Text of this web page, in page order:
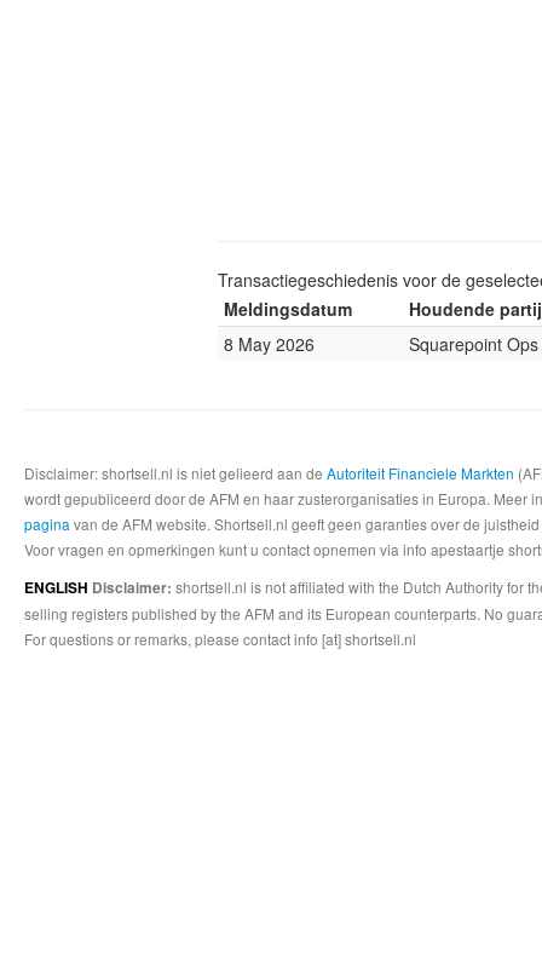
Transactiegeschiedenis voor de
Meldingsdatum
Houdende partij
8 May 2026
Squarepoint Ops
Disclaimer: shortsell.nl is niet gelieerd aan de Autoriteit Financiele Markten
wordt gepubliceerd door de AFM en haar zusterorganisaties in Europa.
pagina van de AFM website. Shortsell.nl geeft geen garanties over de
Voor vragen en opmerkingen kunt u contact opnemen via info apestaartje
ENGLISH Disclaimer: shortsell.nl is not affiliated with the Dutch Authority for
selling registers published by the AFM and its European counterparts. No
For questions or remarks, please contact info [at] shortsell.nl